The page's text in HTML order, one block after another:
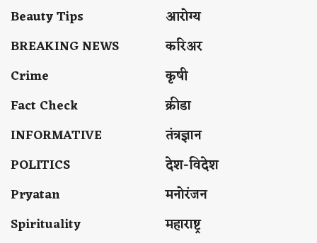
Beauty Tips
BREAKING NEWS
Crime
Fact Check
INFORMATIVE
POLITICS
Pryatan
Spirituality
आरोग्य
करिअर
कृषी
क्रीडा
तंत्रज्ञान
देश-विदेश
मनोरंजन
महाराष्ट्र